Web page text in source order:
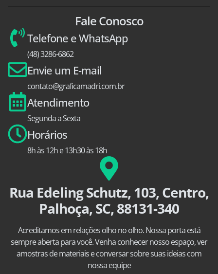
Fale Conosco
Telefone e WhatsApp
(48) 3286-6862
Envie um E-mail
contato@graficamadri.com.br
Atendimento
Segunda a Sexta
Horários
8h às 12h e 13h30 às 18h
Rua Edeling Schutz, 103, Centro,
Palhoça, SC, 88131-340
Acreditamos em relações olho no olho. Nossa porta está
sempre aberta para você. Venha conhecer nosso espaço, ver
amostras de materiais e conversar sobre suas ideias com
nossa equipe